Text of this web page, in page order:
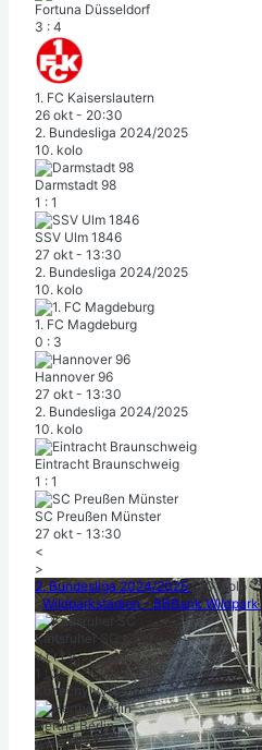
Fortuna Düsseldorf
3 : 4
1. FC Kaiserslautern
26 okt - 20:30
2. Bundesliga 2024/2025
10. kolo
Darmstadt 98
1 : 1
SSV Ulm 1846
27 okt - 13:30
2. Bundesliga 2024/2025
10. kolo
1. FC Magdeburg
0 : 3
Hannover 96
27 okt - 13:30
2. Bundesliga 2024/2025
10. kolo
Eintracht Braunschweig
1 : 1
SC Preußen Münster
27 okt - 13:30
<
>
2. Bundesliga 2024/2025| 10. kolo
| Wildparkstadion - BBBank Wildpark
Karlsruher SC
vrrrv
1 : 3
Konečný výsledok
Hertha Berlin
pvprv